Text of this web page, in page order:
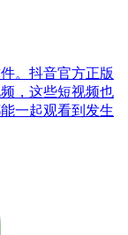
。抖音官方正版
，这些短视频也
一起观看到发生